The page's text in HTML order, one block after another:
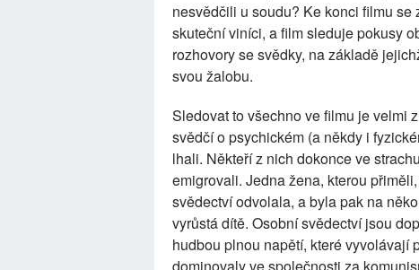
nesvědčili u soudu? Ke konci filmu se
skuteční viníci, a film sleduje pokusy
rozhovory se svědky, na základě
svou žalobu.
Sledovat to všechno ve filmu je velmi
svědčí o psychickém (a někdy i
lhali. Někteří z nich dokonce ve
emigrovali. Jedna žena, kterou
svědectví odvolala, a byla pak na
vyrůstá dítě. Osobní svědectví jsou
hudbou plnou napětí, které vyvolávají